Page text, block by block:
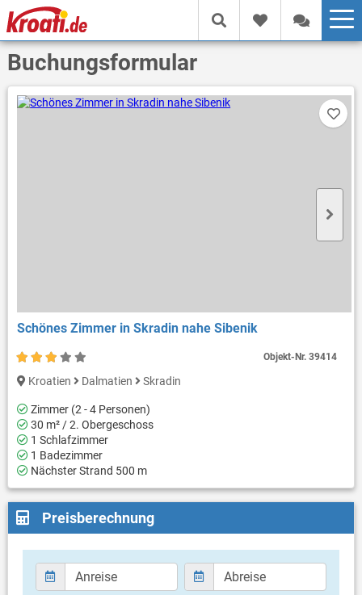
Buchungsformular
Schönes Zimmer in Skradin nahe Sibenik
Kroatien Dalmatien Skradin
Zimmer (2 - 4 Personen)
30 m² / 2. Obergeschoss
1 Schlafzimmer
1 Badezimmer
Nächster Strand 500 m
Objekt-Nr. 39414
Preisberechnung